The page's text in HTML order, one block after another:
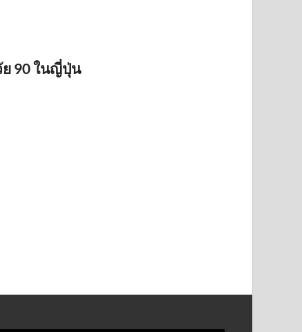
90 ในญี่ปุ่น